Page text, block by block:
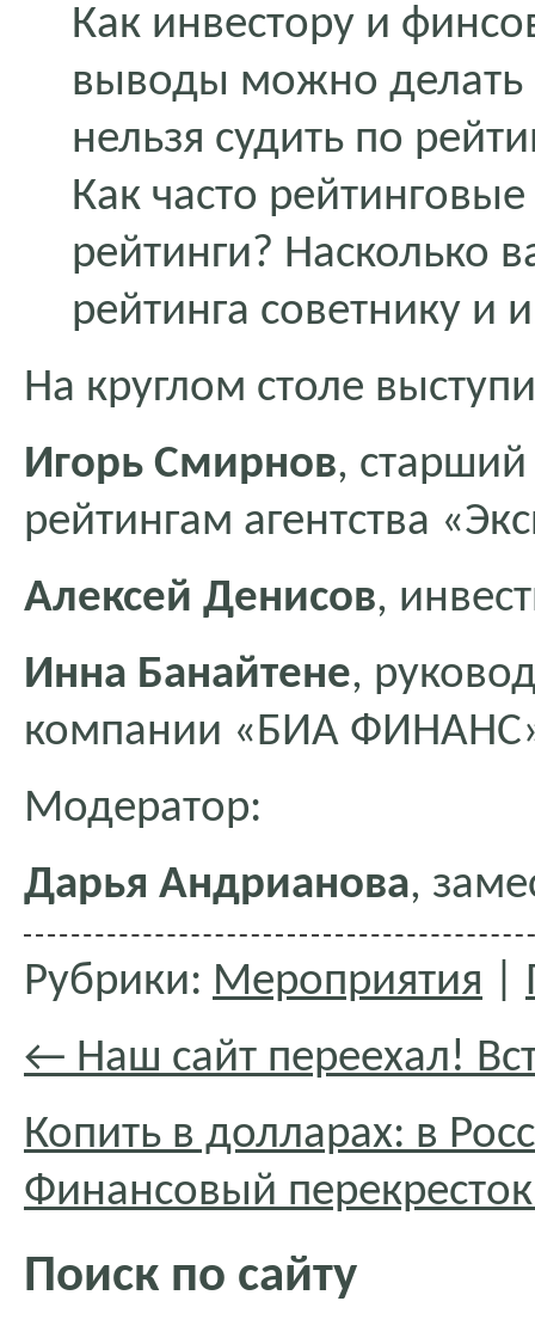
Как инвестору и
выводы можно делать
нельзя судить по
Как часто
рейтинги? Насколько
рейтинга советнику и
На круглом столе
Игорь Смирнов,
рейтингам агентства
Алексей Денисов,
Инна Банайтене,
компании «БИА
Модератор:
Дарья Андрианова,
Рубрики: Мероприятия
← Наш сайт переехал!
Копить в долларах: в
Финансовый
Поиск по сайту